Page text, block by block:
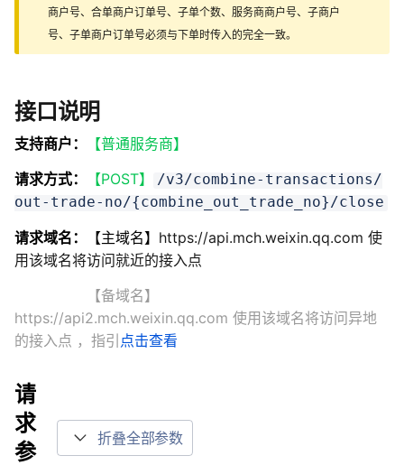
商户号、合单商户订单号、子单个数、服务商商户号、子商户
号、子单商户订单号必须与下单时传入的完全一致。
接口说明
支持商户：
【普通服务商】
请求方式：
【POST】
/v3/combine-transactions/
out-trade-no/{combine_out_trade_no}/close
请求域名： 【主域名】 https://api.mch.weixin.qq.com 使
用该域名将访问就近的接入点
【备域名】
https://api2.mch.weixin.qq.com 使用该域名将访问异地
的接入点 ，指引 点击查看
请
求
参
折叠全部参数